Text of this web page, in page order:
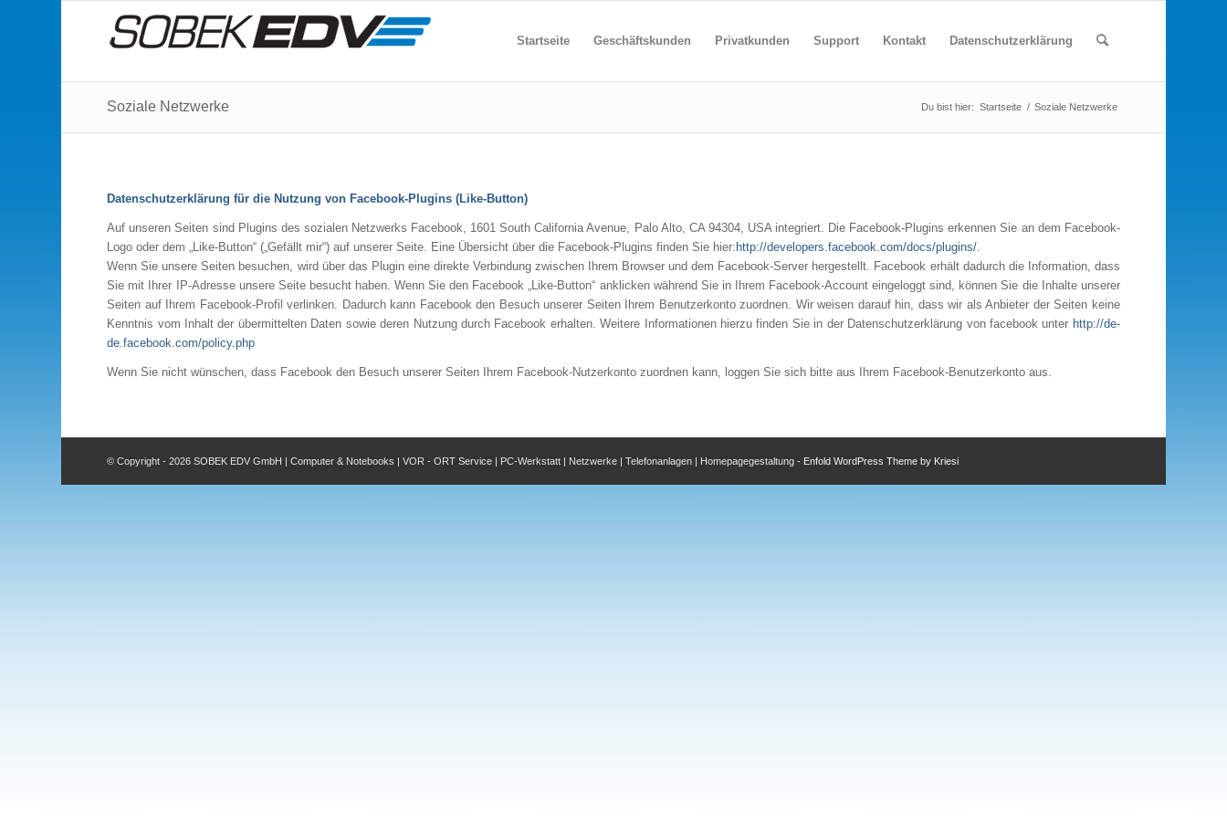
Startseite Geschäftskunden Privatkunden Support Kontakt Datenschutzerklärung
Soziale Netzwerke Du bist hier: Startseite / Soziale Netzwerke
Datenschutzerklärung für die Nutzung von Facebook-Plugins (Like-Button)
Auf unseren Seiten sind Plugins des sozialen Netzwerks Facebook, 1601 South California Avenue, Palo Alto, CA 94304, USA integriert. Die Facebook-Plugins erkennen Sie an dem Facebook-
Logo oder dem „Like-Button“ („Gefällt mir“) auf unserer Seite. Eine Übersicht über die Facebook-Plugins finden Sie hier: http://developers.facebook.com/docs/plugins/.
Wenn Sie unsere Seiten besuchen, wird über das Plugin eine direkte Verbindung zwischen Ihrem Browser und dem Facebook-Server hergestellt. Facebook erhält dadurch die Information, dass
Sie mit Ihrer IP-Adresse unsere Seite besucht haben. Wenn Sie den Facebook „Like-Button“ anklicken während Sie in Ihrem Facebook-Account eingeloggt sind, können Sie die Inhalte unserer
Seiten auf Ihrem Facebook-Profil verlinken. Dadurch kann Facebook den Besuch unserer Seiten Ihrem Benutzerkonto zuordnen. Wir weisen darauf hin, dass wir als Anbieter der Seiten keine
Kenntnis vom Inhalt der übermittelten Daten sowie deren Nutzung durch Facebook erhalten. Weitere Informationen hierzu finden Sie in der Datenschutzerklärung von facebook unter http://de-
de.facebook.com/policy.php
Wenn Sie nicht wünschen, dass Facebook den Besuch unserer Seiten Ihrem Facebook-Nutzerkonto zuordnen kann, loggen Sie sich bitte aus Ihrem Facebook-Benutzerkonto aus.
© Copyright -2026 SOBEK EDV GmbH | Computer & Notebooks | VOR - ORT Service | PC-Werkstatt | Netzwerke | Telefonanlagen | Homepagegestaltung - Enfold WordPress Theme by Kriesi